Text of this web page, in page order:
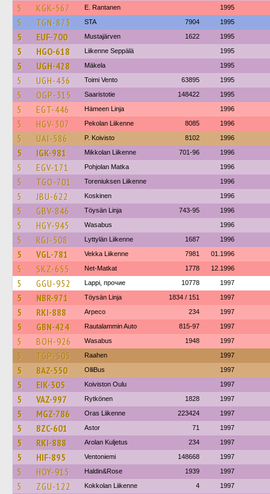
5 KGK-567 E. Rantanen 1995
5 TGN-873 STA 7904 1995
5 EUF-700 Mustajärven 1622 1995
5 HGO-618 Liikenne Seppälä 1995
5 UGH-428 Mäkela 1995
5 UGH-436 Toimi Vento 63895 1995
5 OGP-315 Saaristotie 148422 1995
5 EGT-446 Hämeen Linja 1996
5 HGV-307 Pekolan Liikenne 8085 1996
5 UAI-586 P. Koivisto 8102 1996
5 IGK-981 Mikkolan Liikenne 701-96 1996
5 EGV-171 Pohjolan Matka 1996
5 TGO-701 Toreniuksen Liikenne 1996
5 JBU-622 Koskinen 1996
5 GBV-846 Töysän Linja 743-95 1996
5 HGY-945 Wasabus 1996
5 RGJ-508 Lyttylän Liikenne 1687 1996
5 VGL-781 Vekka Liikenne 7981 01.1996
5 SKZ-655 Net-Matkat 1778 12.1996
5 GGU-952 Lappi, прочие 10778 1997
5 NBR-971 Töysän Linja 1834 / 151 1997
5 RKI-888 Arpeco 234 1997
5 GBN-424 Rautalammin Auto 815-97 1997
5 BOH-926 Wasabus 1948 1997
5 TGP-505 Raahen 1997
5 BAZ-550 OlliBus 1997
5 EIK-305 Koiviston Oulu 1997
5 VAZ-997 Rytkönen 1828 1997
5 MGZ-786 Oras Liikenne 223424 1997
5 BZC-601 Astor 71 1997
5 RKI-888 Arolan Kuljetus 234 1997
5 HIF-895 Ventoniemi 148668 1997
5 HOY-915 Haldin&Rose 1939 1997
5 ZGU-122 Kokkolan Liikenne 4 1997